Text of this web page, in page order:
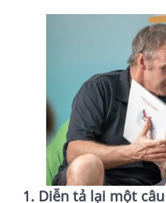
1. Diễn tả lại một